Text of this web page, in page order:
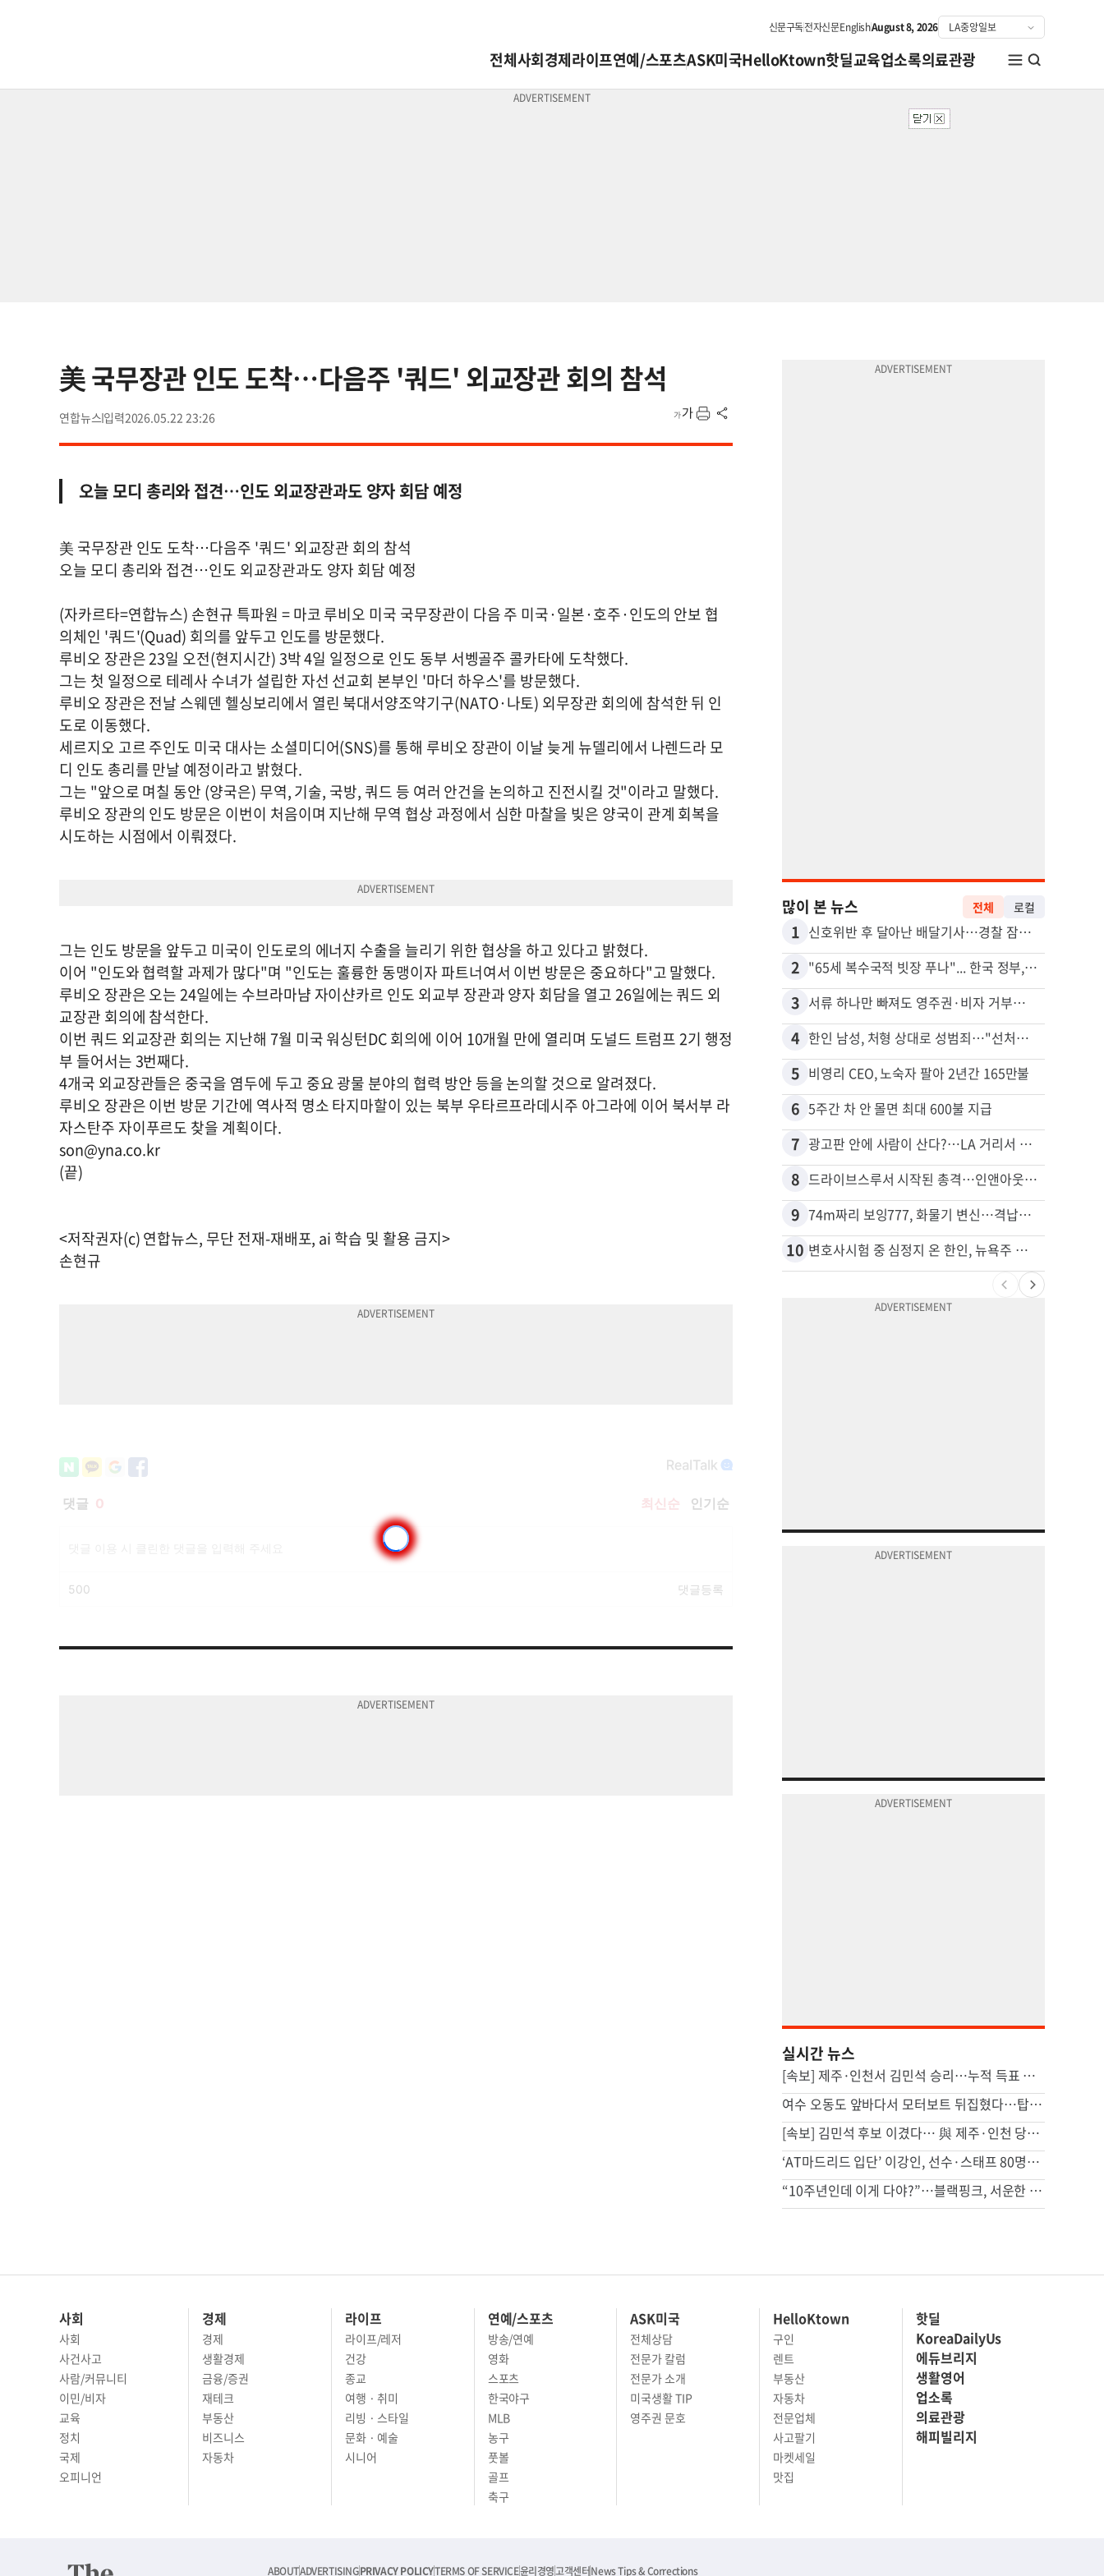
신문구독전자신문EnglishAugust 8, 2026
전체사회경제라이프연예/스포츠ASK미국HelloKtown핫딜교육업소록의료관광
美 국무장관 인도 도착…다음주 '쿼드' 외교장관 회의 참석
연합뉴스 2026.05.22 23:26
오늘 모디 총리와 접견…인도 외교장관과도 양자 회담 예정
美 국무장관 인도 도착…다음주 '쿼드' 외교장관 회의 참석
오늘 모디 총리와 접견…인도 외교장관과도 양자 회담 예정
(자카르타=연합뉴스) 손현규 특파원 = 마코 루비오 미국 국무장관이 다음 주 미국·일본·호주·인도의 안보 협
의체인 '쿼드'(Quad) 회의를 앞두고 인도를 방문했다.
루비오 장관은 23일 오전(현지시간) 3박 4일 일정으로 인도 동부 서벵골주 콜카타에 도착했다.
그는 첫 일정으로 테레사 수녀가 설립한 자선 선교회 본부인 '마더 하우스'를 방문했다.
루비오 장관은 전날 스웨덴 헬싱보리에서 열린 북대서양조약기구(NATO·나토) 외무장관 회의에 참석한 뒤 인
도로 이동했다.
세르지오 고르 주인도 미국 대사는 소셜미디어(SNS)를 통해 루비오 장관이 이날 늦게 뉴델리에서 나렌드라 모
디 인도 총리를 만날 예정이라고 밝혔다.
그는 "앞으로 며칠 동안 (양국은) 무역, 기술, 국방, 쿼드 등 여러 안건을 논의하고 진전시킬 것"이라고 말했다.
루비오 장관의 인도 방문은 이번이 처음이며 지난해 무역 협상 과정에서 심한 마찰을 빚은 양국이 관계 회복을
시도하는 시점에서 이뤄졌다.
그는 인도 방문을 앞두고 미국이 인도로의 에너지 수출을 늘리기 위한 협상을 하고 있다고 밝혔다.
이어 "인도와 협력할 과제가 많다"며 "인도는 훌륭한 동맹이자 파트너여서 이번 방문은 중요하다"고 말했다.
루비오 장관은 오는 24일에는 수브라마냠 자이샨카르 인도 외교부 장관과 양자 회담을 열고 26일에는 쿼드 외
교장관 회의에 참석한다.
이번 쿼드 외교장관 회의는 지난해 7월 미국 워싱턴DC 회의에 이어 10개월 만에 열리며 도널드 트럼프 2기 행정
부 들어서는 3번째다.
4개국 외교장관들은 중국을 염두에 두고 중요 광물 분야의 협력 방안 등을 논의할 것으로 알려졌다.
루비오 장관은 이번 방문 기간에 역사적 명소 타지마할이 있는 북부 우타르프라데시주 아그라에 이어 북서부 라
자스탄주 자이푸르도 찾을 계획이다.
son@yna.co.kr
(끝)
<저작권자(c) 연합뉴스, 무단 전재-재배포, ai 학습 및 활용 금지>
손현규
많이 본 뉴스 전체 로컬
1 신호위반 후 달아난 배달기사…경찰 잠복해 잡고보니 ‘반전’
2 "65세 복수국적 빗장 푸나"... 한국 정부, 연령 완화 전면 추진
3 서류 하나만 빠져도 영주권·비자 거부…심사관 재량권 대폭 확대
4 한인 남성, 처형 상대로 성범죄…"선처해줬더니 배신자 취급"
5 비영리 CEO, 노숙자 팔아 2년간 165만불
6 5주간 차 안 몰면 최대 600불 지급
7 광고판 안에 사람이 산다?…LA 거리서 화제
8 드라이브스루서 시작된 총격…인앤아웃 참사 영상 공개
9 74m짜리 보잉777, 화물기 변신…격납고서 ‘보물’ 찾는 인천공항
10 변호사시험 중 심정지 온 한인, 뉴욕주 제소
실시간 뉴스
[속보] 제주·인천서 김민석 승리…누적 득표 정청래에 역전
여수 오동도 앞바다서 모터보트 뒤집혔다…탑승객 2명 사망
[속보] 김민석 후보 이겼다… 與 제주·인천 당원투표 승리
‘AT마드리드 입단’ 이강인, 선수·스태프 80명에 한식 만찬 대접
“10주년인데 이게 다야?”…블랙핑크, 서운한 팬심에 결국 사과
사회
사회
사건사고
사람/커뮤니티
이민/비자
교육
정치
국제
오피니언
경제
경제
생활경제
금융/증권
재테크
부동산
비즈니스
자동차
라이프
라이프/레저
건강
종교
여행 · 취미
리빙 · 스타일
문화 · 예술
시니어
연예/스포츠
방송/연예
영화
스포츠
한국야구
MLB
농구
풋볼
골프
축구
ASK미국
전체상담
전문가 칼럼
전문가 소개
미국생활 TIP
영주권 문호
HelloKtown
구인
렌트
부동산
자동차
전문업체
사고팔기
마켓세일
맛집
핫딜
KoreaDailyUs
에듀브리지
생활영어
업소록
의료관광
해피빌리지
ABOUTADVERTISINGPRIVACY POLICYTERMS OF SERVICE윤리경영고객센터News Tips & Corrections